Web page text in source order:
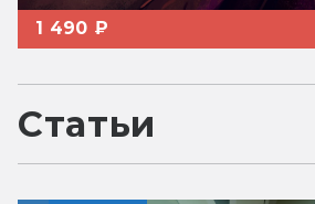
1 490 ₽
Статьи